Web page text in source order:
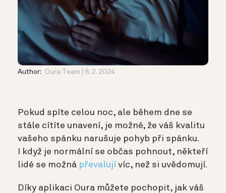
Author: Oura Team 6. 2. 2024
Pokud spíte celou noc, ale během dne se
stále cítíte unavení, je možné, že váš kvalitu
vašeho spánku narušuje pohyb při spánku.
I když je normální se občas pohnout, někteří
lidé se možná převalují víc, než si uvědomují.
Díky aplikaci Oura můžete pochopit, jak váš